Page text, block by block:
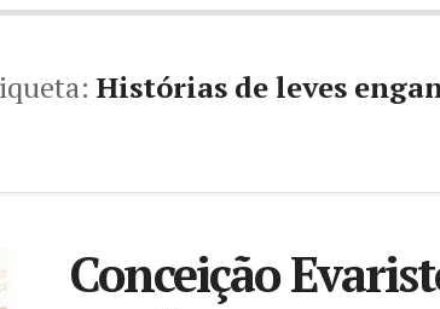
Histórias de leves
Conceição